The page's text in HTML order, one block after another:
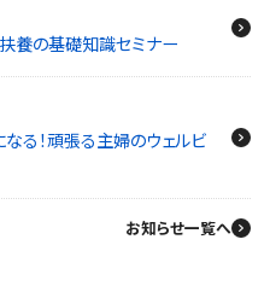
扶養の基礎知識セミナー
なる！頑張る主婦のウェルビ
お知らせ一覧へ